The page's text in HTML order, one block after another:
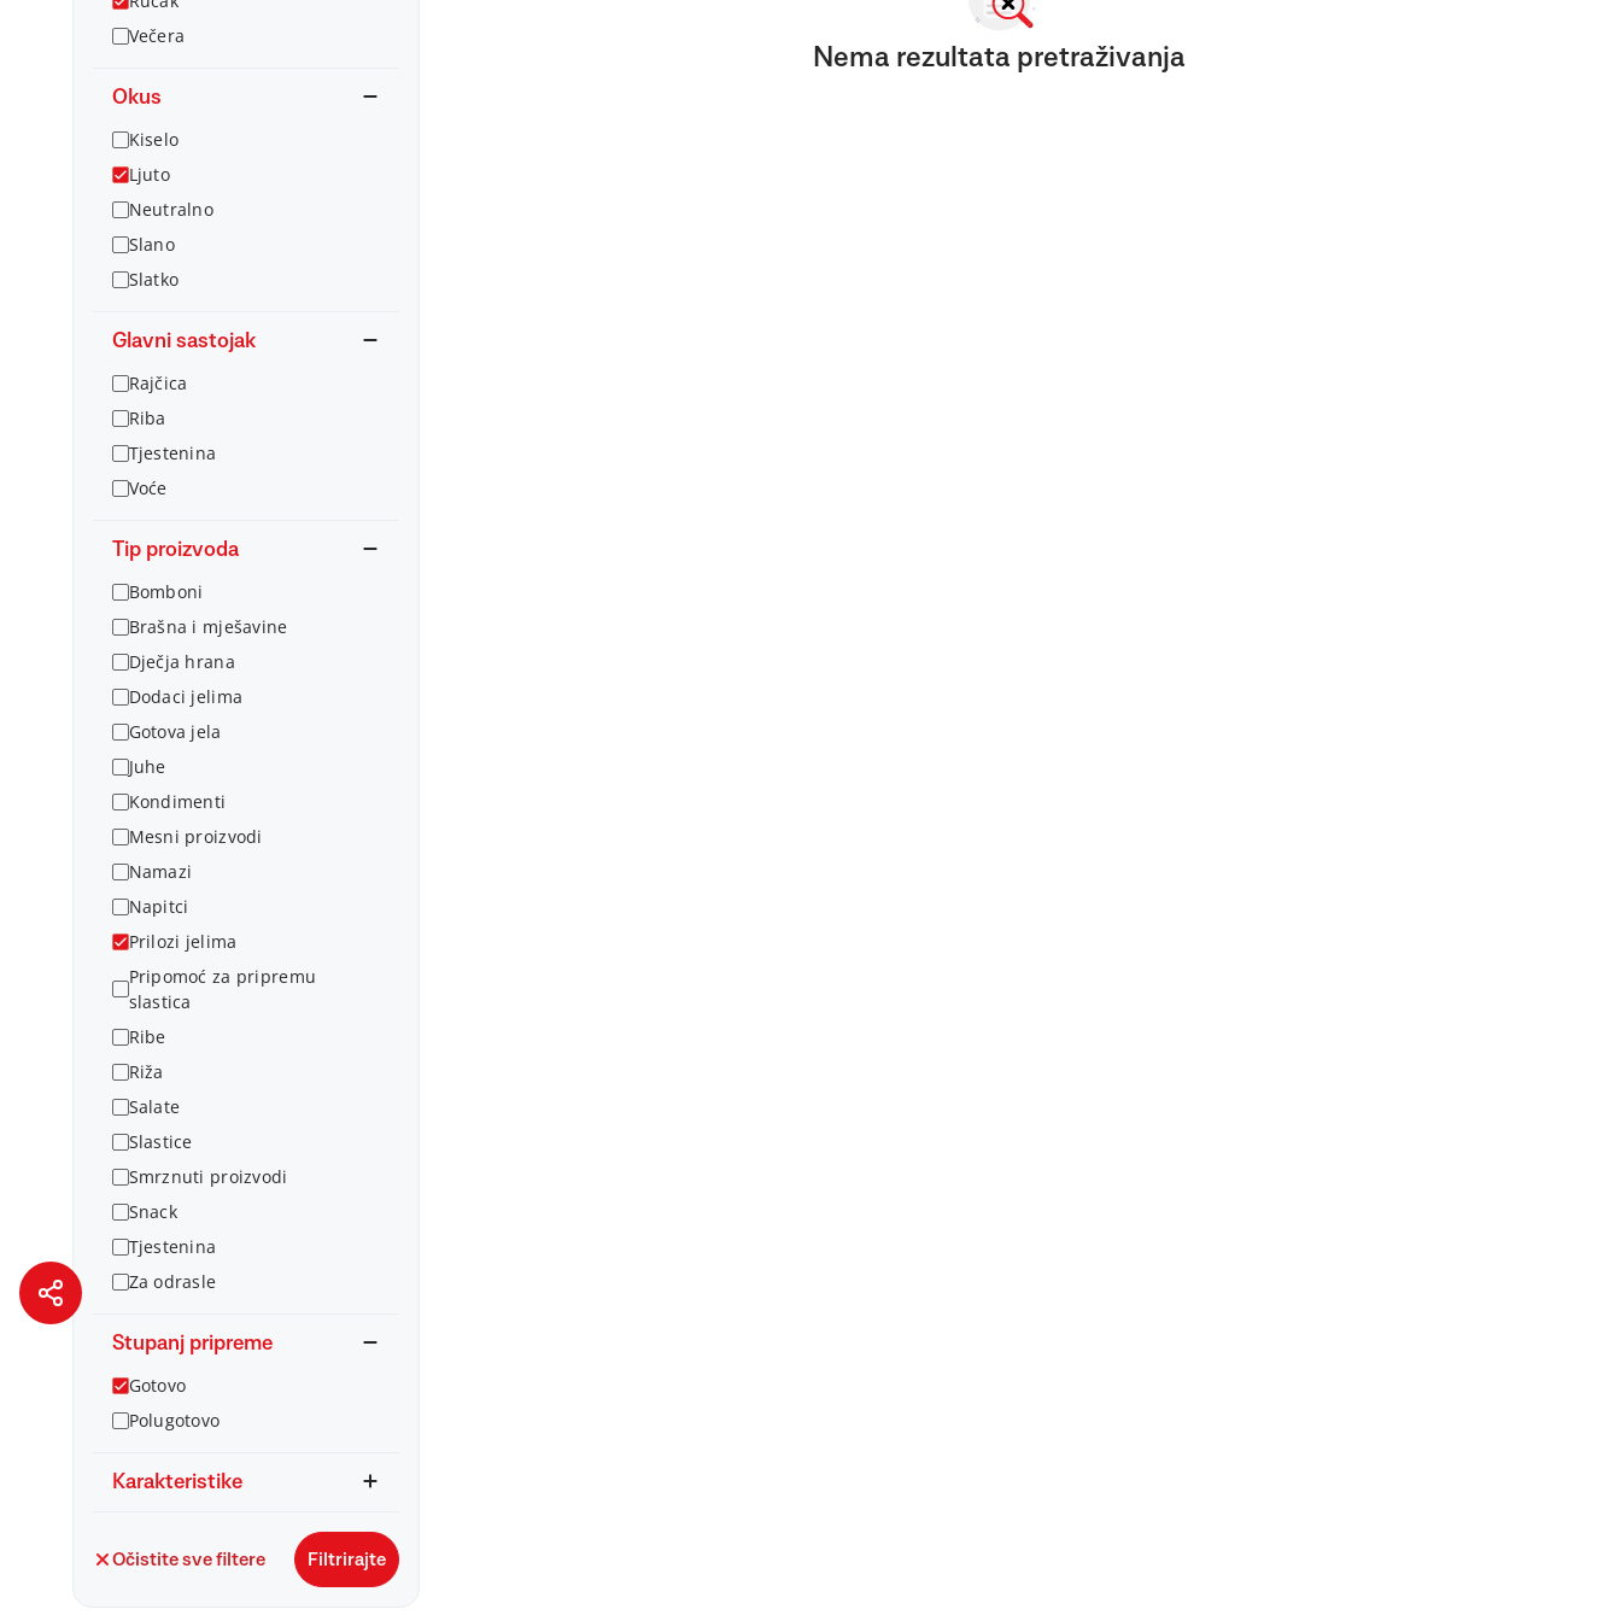
Večera
Okus
Kiselo
Ljuto
Neutralno
Slano
Slatko
Glavni sastojak
Rajčica
Riba
Tjestenina
Voće
Tip proizvoda
Bomboni
Brašna i mješavine
Dječja hrana
Dodaci jelima
Gotova jela
Juhe
Kondimenti
Mesni proizvodi
Namazi
Napitci
Prilozi jelima
Pripomoć za pripremu
slastica
Ribe
Riža
Salate
Slastice
Smrznuti proizvodi
Snack
Tjestenina
Za odrasle
Stupanj pripreme
Gotovo
Polugotovo
Karakteristike
Očistite sve filtere Filtrirajte
Nema rezultata pretraživanja